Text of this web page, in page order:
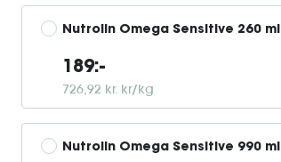
Nutrolin Omega Sensitive 260 ml
189:-
726,92 kr. kr/kg
Nutrolin Omega Sensitive 990 ml